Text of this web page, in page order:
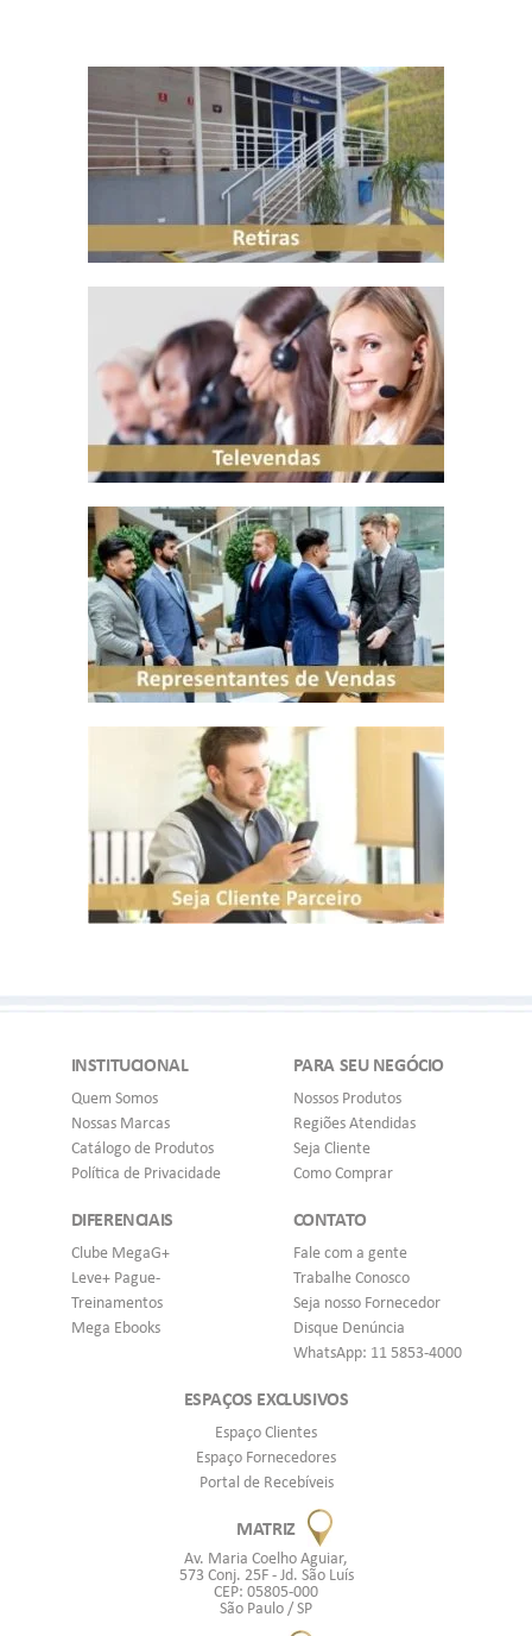
INSTITUCIONAL
Quem Somos
Nossas Marcas
Catálogo de Produtos
Política de Privacidade
PARA SEU NEGÓCIO
Nossos Produtos
Regiões Atendidas
Seja Cliente
Como Comprar
DIFERENCIAIS
Clube MegaG+
Leve+ Pague-
Treinamentos
Mega Ebooks
CONTATO
Fale com a gente
Trabalhe Conosco
Seja nosso Fornecedor
Disque Denúncia
WhatsApp: 11 5853-4000
ESPAÇOS EXCLUSIVOS
Espaço Clientes
Espaço Fornecedores
Portal de Recebíveis
MATRIZ
Av. Maria Coelho Aguiar,
573 Conj. 25F - Jd. São Luís
CEP: 05805-000
São Paulo / SP